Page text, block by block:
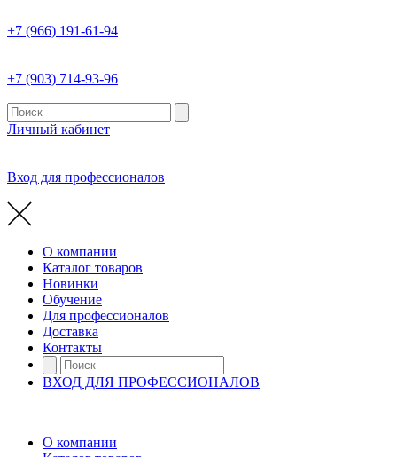
+7 (966) 191-61-94
+7 (903) 714-93-96
Личный кабинет
Вход для профессионалов
О компании
Каталог товаров
Новинки
Обучение
Для профессионалов
Доставка
Контакты
ВХОД ДЛЯ ПРОФЕССИОНАЛОВ
О компании